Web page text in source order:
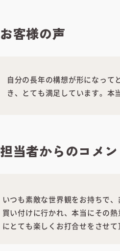
お客様の声
自分の長年の構想が形になって
き、とても満足しています。本
担当者からのコメ
いつも素敵な世界観をお持ちで
買い付けに行かれ、本当にその
にとても楽しくお打合せをさせ